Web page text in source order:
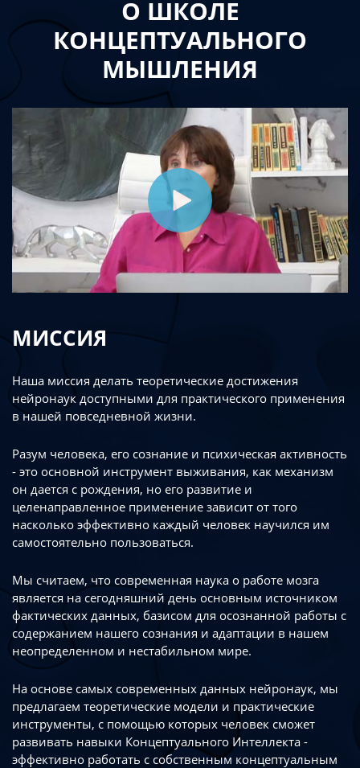
О ШКОЛЕ
КОНЦЕПТУАЛЬНОГО
МЫШЛЕНИЯ
МИССИЯ
Наша миссия делать теоретические достижения
нейронаук доступными для практического применения
в нашей повседневной жизни.
Разум человека, его сознание и психическая активность
- это основной инструмент выживания, как механизм
он дается с рождения, но его развитие и
целенаправленное применение зависит от того
насколько эффективно каждый человек научился им
самостоятельно пользоваться.
Мы считаем, что современная наука о работе мозга
является на сегодняшний день основным источником
фактических данных, базисом для осознанной работы с
содержанием нашего сознания и адаптации в нашем
неопределенном и нестабильном мире.
На основе самых современных данных нейронаук, мы
предлагаем теоретические модели и практические
инструменты, с помощью которых человек сможет
развивать навыки Концептуального Интеллекта -
эффективно работать с собственным концептуальным